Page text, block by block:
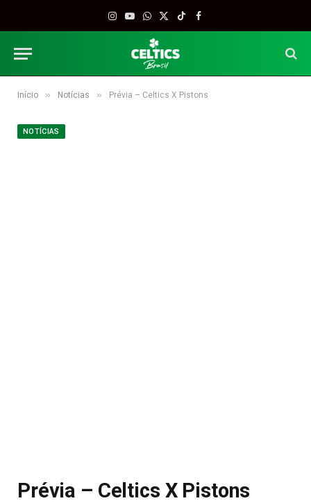
Instagram
YouTube
WhatsApp
X
TikTokFacebook
Início » Notícias » Prévia – Celtics X Pistons
NOTÍCIAS
Prévia – Celtics X Pistons